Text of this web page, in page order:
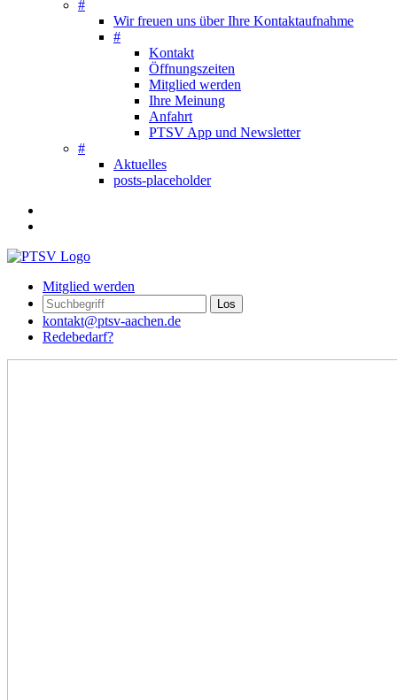
#
Wir freuen uns über Ihre Kontaktaufnahme
#
Kontakt
Öffnungszeiten
Mitglied werden
Ihre Meinung
Anfahrt
PTSV App und Newsletter
#
Aktuelles
posts-placeholder
Mitglied werden
kontakt@ptsv-aachen.de
Redebedarf?